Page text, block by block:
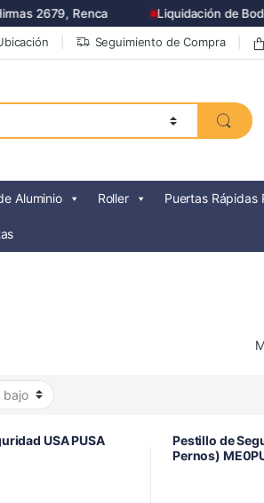
2679, Renca Liquidación de
Seguimiento de Compra
Aluminio Roller Puertas Rápidas
USA PUSA
Pestillo de
Pernos)